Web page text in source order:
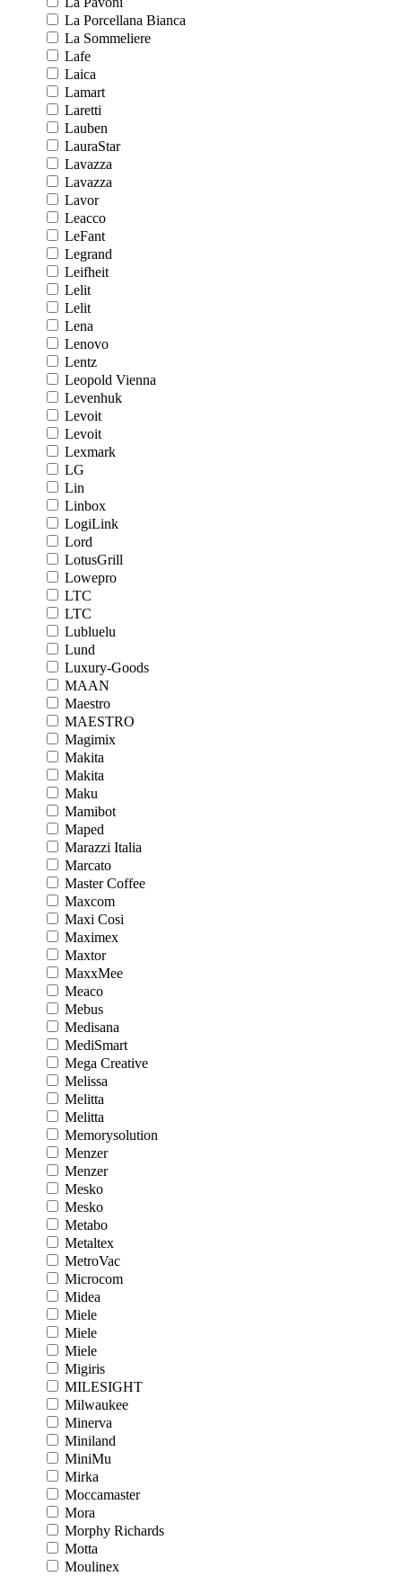
La Porcellana Bianca
La Sommeliere
Lafe
Laica
Lamart
Laretti
Lauben
LauraStar
Lavazza
Lavazza
Lavor
Leacco
LeFant
Legrand
Leifheit
Lelit
Lelit
Lena
Lenovo
Lentz
Leopold Vienna
Levenhuk
Levoit
Levoit
Lexmark
LG
Lin
Linbox
LogiLink
Lord
LotusGrill
Lowepro
LTC
LTC
Lubluelu
Lund
Luxury-Goods
MAAN
Maestro
MAESTRO
Magimix
Makita
Makita
Maku
Mamibot
Maped
Marazzi Italia
Marcato
Master Coffee
Maxcom
Maxi Cosi
Maximex
Maxtor
MaxxMee
Meaco
Mebus
Medisana
MediSmart
Mega Creative
Melissa
Melitta
Melitta
Memorysolution
Menzer
Menzer
Mesko
Mesko
Metabo
Metaltex
MetroVac
Microcom
Midea
Miele
Miele
Miele
Migiris
MILESIGHT
Milwaukee
Minerva
Miniland
MiniMu
Mirka
Moccamaster
Mora
Morphy Richards
Motta
Moulinex